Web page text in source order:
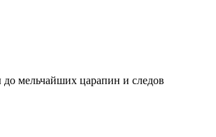
мельчайших царапин и следов